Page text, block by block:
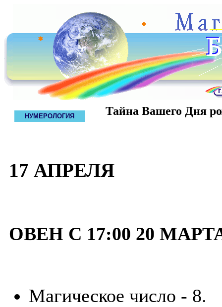
НУМЕРОЛОГИЯ Тайна Вашего Дня
17 АПРЕЛЯ
ОВЕН С 17:00 20
Магическое число - 8.